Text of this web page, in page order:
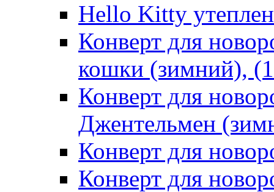
Hello Kitty
Конверт для
кошки (зимний),
Конверт для
Джентельмен
Конверт для
Конверт для